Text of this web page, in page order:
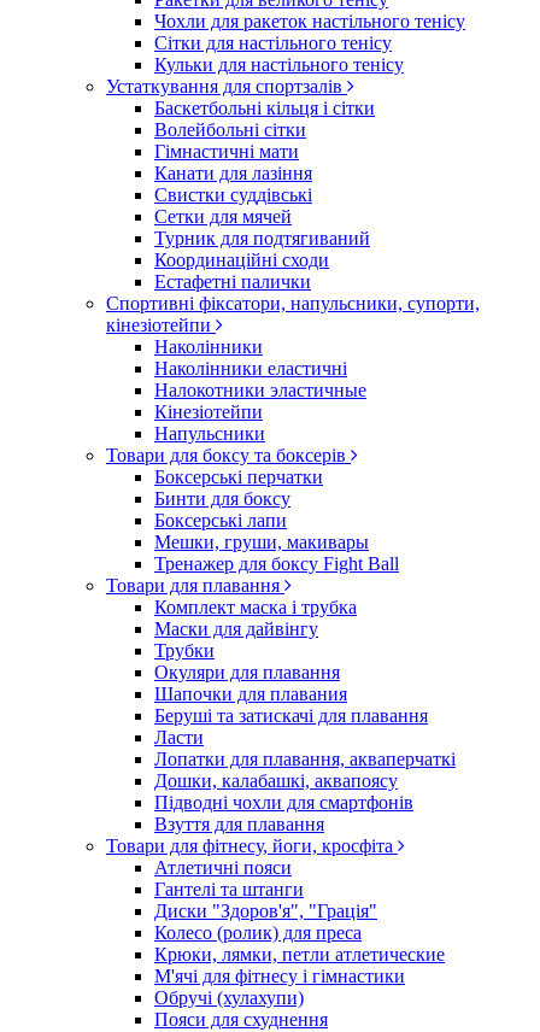
Чохли для ракеток настільного тенісу
Сітки для настільного тенісу
Кульки для настільного тенісу
Устаткування для спортзалів
Баскетбольні кільця і сітки
Волейбольні сітки
Гімнастичні мати
Канати для лазіння
Свистки суддівські
Сетки для мячей
Турник для подтягиваний
Координаційні сходи
Естафетні палички
Спортивні фіксатори, напульсники, супорти,
кінезіотейпи
Наколінники
Наколінники еластичні
Налокотники эластичные
Кінезіотейпи
Напульсники
Товари для боксу та боксерів
Боксерські перчатки
Бинти для боксу
Боксерські лапи
Мешки, груши, макивары
Тренажер для боксу Fight Ball
Товари для плавання
Комплект маска і трубка
Маски для дайвінгу
Трубки
Окуляри для плавання
Шапочки для плавания
Беруші та затискачі для плавання
Ласти
Лопатки для плавання, акваперчаткі
Дошки, калабашкі, аквапоясу
Підводні чохли для смартфонів
Взуття для плавання
Товари для фітнесу, йоги, кросфіта
Атлетичні пояси
Гантелі та штанги
Диски "Здоров'я", "Грація"
Колесо (ролик) для преса
Крюки, лямки, петли атлетические
М'ячі для фітнесу і гімнастики
Обручі (хулахупи)
Пояси для схуднення